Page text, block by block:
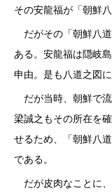
その安龍福が「朝鮮
だがその「朝鮮八
ある。安龍福は隠岐
申由。是も八道之図
だが当時、朝鮮で
梁誠之もその所在を
せるため、「朝鮮八
である。
だが皮肉なことに